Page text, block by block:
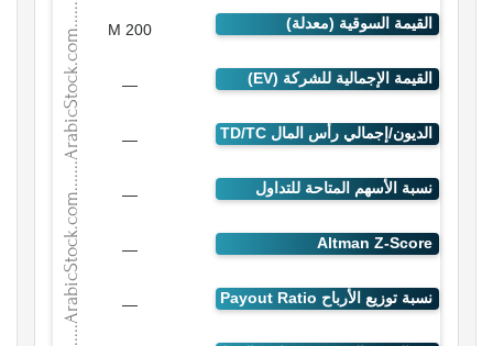
200 M
—
—
—
—
—